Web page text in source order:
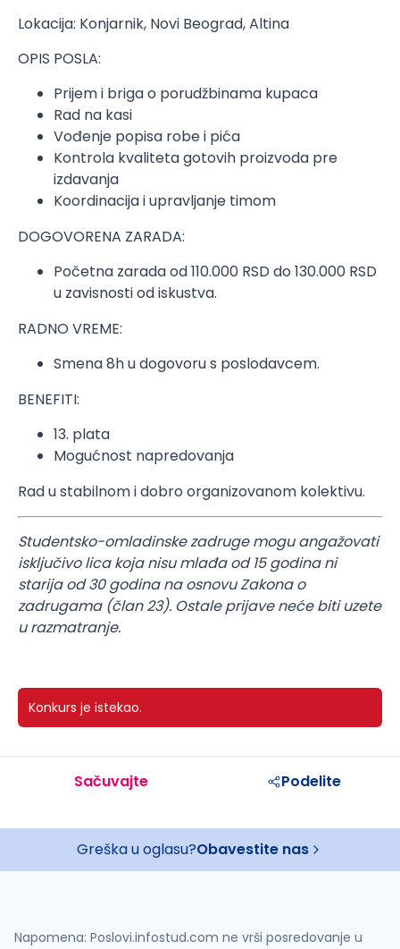
Lokacija: Konjarnik, Novi Beograd, Altina
OPIS POSLA:
Prijem i briga o porudžbinama kupaca
Rad na kasi
Vođenje popisa robe i pića
Kontrola kvaliteta gotovih proizvoda pre
izdavanja
Koordinacija i upravljanje timom
DOGOVORENA ZARADA:
Početna zarada od 110.000 RSD do 130.000 RSD
u zavisnosti od iskustva.
RADNO VREME:
Smena 8h u dogovoru s poslodavcem.
BENEFITI:
13. plata
Mogućnost napredovanja
Rad u stabilnom i dobro organizovanom kolektivu.
Studentsko-omladinske zadruge mogu angažovati
isključivo lica koja nisu mlađa od 15 godina ni
starija od 30 godina na osnovu Zakona o
zadrugama (član 23). Ostale prijave neće biti uzete
u razmatranje.
Konkurs je istekao.
Sačuvajte Podelite
Greška u oglasu?Obavestite nas
Napomena: Poslovi.infostud.com ne vrši posredovanje u